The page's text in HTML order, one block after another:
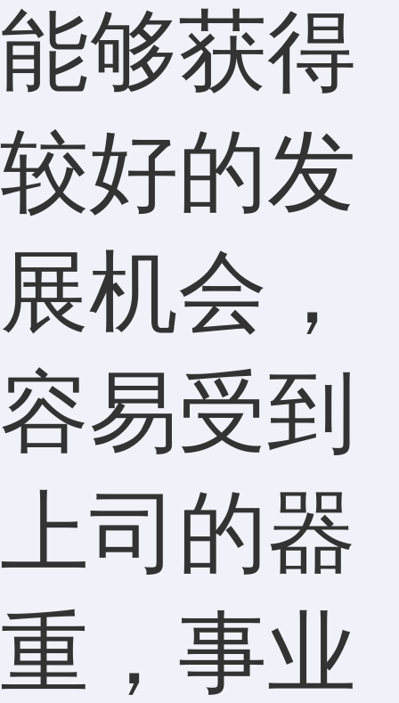
能够获得
较好的发
展机会，
容易受到
上司的器
重，事业